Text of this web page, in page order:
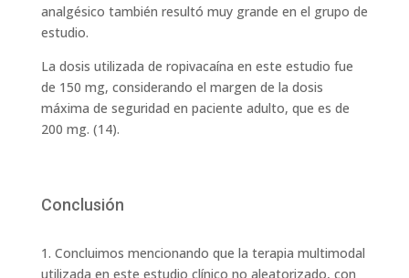
analgésico también resultó muy grande en el grupo de
estudio.
La dosis utilizada de ropivacaína en este estudio fue
de 150 mg, considerando el margen de la dosis
máxima de seguridad en paciente adulto, que es de
200 mg. (14).
Conclusión
1. Concluimos mencionando que la terapia multimodal
utilizada en este estudio clínico no aleatorizado, con